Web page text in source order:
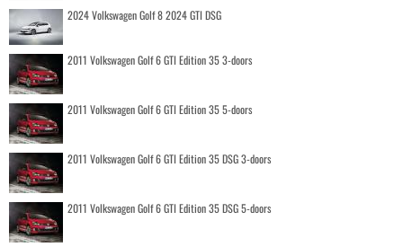
2024 Volkswagen Golf 8 2024 GTI DSG
2011 Volkswagen Golf 6 GTI Edition 35 3-doors
2011 Volkswagen Golf 6 GTI Edition 35 5-doors
2011 Volkswagen Golf 6 GTI Edition 35 DSG 3-doors
2011 Volkswagen Golf 6 GTI Edition 35 DSG 5-doors